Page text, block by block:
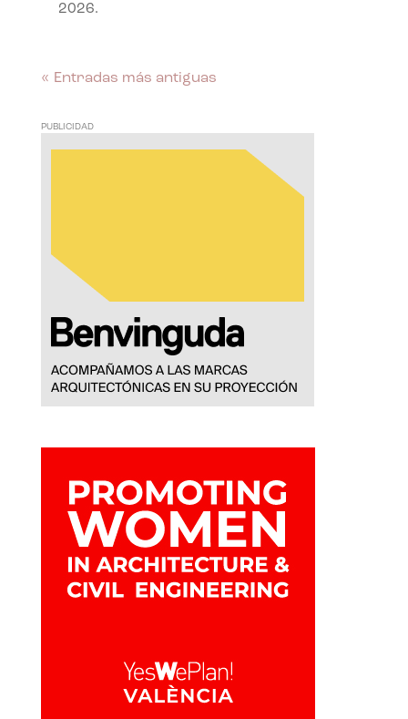
2026.
« Entradas más antiguas
PUBLICIDAD